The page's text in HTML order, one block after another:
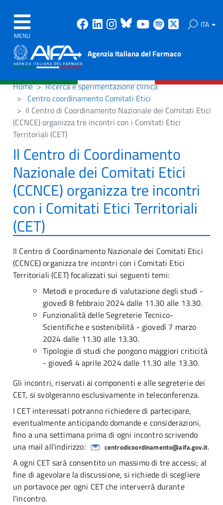
MENU
Facebook
Linkedin
Instagram
Bluesky
Youtube
Spotify ITA
Agenzia Italiana del Farmaco
Home
Ricerca e sperimentazione clinica
Centro coordinamento Comitati Etici
Il Centro di Coordinamento Nazionale dei Comitati Etici
(CCNCE) organizza tre incontri con i Comitati Etici
Territoriali (CET)
Il Centro di Coordinamento
Nazionale dei Comitati Etici
(CCNCE) organizza tre incontri
con i Comitati Etici Territoriali
(CET)
Il Centro di Coordinamento Nazionale dei Comitati Etici
(CCNCE) organizza tre incontri con i Comitati Etici
Territoriali (CET) focalizzati sui seguenti temi:
Metodi e procedure di valutazione degli studi -
giovedì 8 febbraio 2024 dalle 11.30 alle 13.30.
Funzionalità delle Segreterie Tecnico-
Scientifiche e sostenibilità - giovedì 7 marzo
2024 dalle 11.30 alle 13.30.
Tipologie di studi che pongono maggiori criticità
- giovedì 4 aprile 2024 dalle 11.30 alle 13.30.
Gli incontri, riservati ai componenti e alle segreterie dei
CET, si svolgeranno esclusivamente in teleconferenza.
I CET interessati potranno richiedere di partecipare,
eventualmente anticipando domande e considerazioni,
fino a una settimana prima di ogni incontro scrivendo
una mail all'indirizzo:
centrodicoordinamento@aifa.gov.it.
A ogni CET sarà consentito un massimo di tre accessi; al
fine di agevolare la discussione, si richiede di scegliere
un portavoce per ogni CET che interverrà durante
l'incontro.